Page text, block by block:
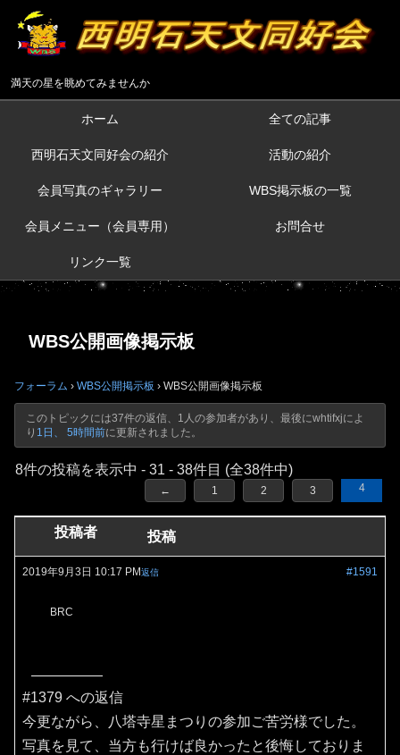
満天の星を眺めてみませんか
ホーム 全ての記事
西明石天文同好会の紹介 活動の紹介
会員写真のギャラリー WBS掲示板の一覧
会員メニュー（会員専用） お問合せ
リンク一覧
WBS公開画像掲示板
フォーラム › WBS公開掲示板 › WBS公開画像掲示板
このトピックには37件の返信、1人の参加者があり、最後にwhtifxjによ
り 1日、 5時間前に更新されました。
8件の投稿を表示中 - 31 - 38件目 (全38件中)
← 1 2 3 4
投稿者 投稿
2019年9月3日 10:17 PM #1591
返信
BRC
#1379 への返信
今更ながら、八塔寺星まつりの参加ご苦労様でした。
写真を見て、当方も行けば良かったと後悔しておりま